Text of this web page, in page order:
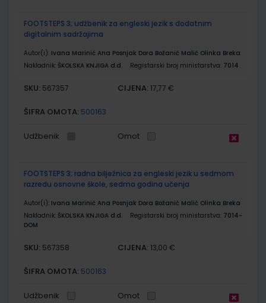
FOOTSTEPS 3; udžbenik za engleski jezik s dodatnim
digitalnim sadržajima
Autor(i): Ivana Marinić Ana Posnjak Dora Božanić Malić Olinka Breka
Nakladnik: ŠKOLSKA KNJIGA d.d. Registarski broj ministarstva: 7014
SKU: 567357 CIJENA: 17,77 €
ŠIFRA OMOTA: 500163
Udžbenik Omot
FOOTSTEPS 3; radna bilježnica za engleski jezik u sedmom
razredu osnovne škole, sedma godina učenja
Autor(i): Ivana Marinić Ana Posnjak Dora Božanić Malić Olinka Breka
Nakladnik: ŠKOLSKA KNJIGA d.d. Registarski broj ministarstva: 7014-
DOM
SKU: 567358 CIJENA: 13,00 €
ŠIFRA OMOTA: 500163
Udžbenik Omot